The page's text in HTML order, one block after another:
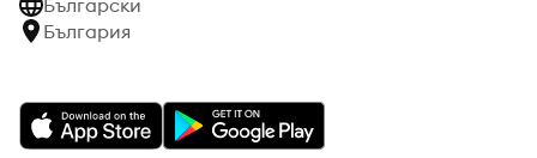
Български
България